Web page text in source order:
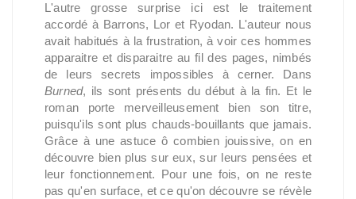
L'autre grosse surprise ici est le traitement
accordé à Barrons, Lor et Ryodan. L'auteur nous
avait habitués à la frustration, à voir ces hommes
apparaitre et disparaitre au fil des pages, nimbés
de leurs secrets impossibles à cerner. Dans
Burned, ils sont présents du début à la fin. Et le
roman porte merveilleusement bien son titre,
puisqu'ils sont plus chauds-bouillants que jamais.
Grâce à une astuce ô combien jouissive, on en
découvre bien plus sur eux, sur leurs pensées et
leur fonctionnement. Pour une fois, on ne reste
pas qu'en surface, et ce qu'on découvre se révèle